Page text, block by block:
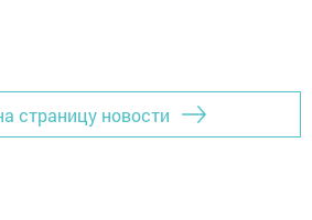
страницу новости